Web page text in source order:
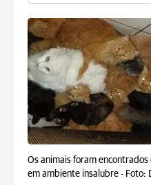
Os animais foram
em ambiente insalubre - Foto: